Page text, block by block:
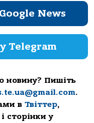
News
Telegram
новину? Пишіть
.
в Твіттер,
сторінки у